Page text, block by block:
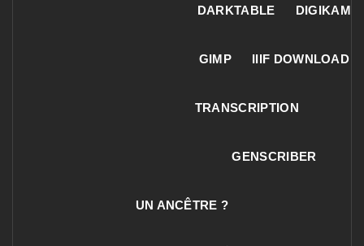
DARKTABLE DIGIKAM
GIMP IIIF DOWNLOAD
TRANSCRIPTION
GENSCRIBER
UN ANCÊTRE ?